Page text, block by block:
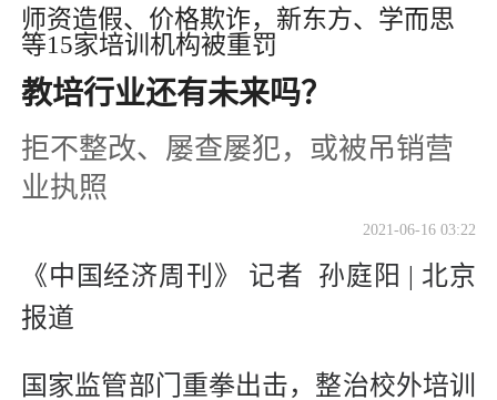
师资造假、价格欺诈，新东方、学而思
等15家培训机构被重罚
教培行业还有未来吗？
拒不整改、屡查屡犯，或被吊销营
业执照
2021-06-16 03:22
《中国经济周刊》 记者 孙庭阳 | 北京
报道
国家监管部门重拳出击，整治校外培训